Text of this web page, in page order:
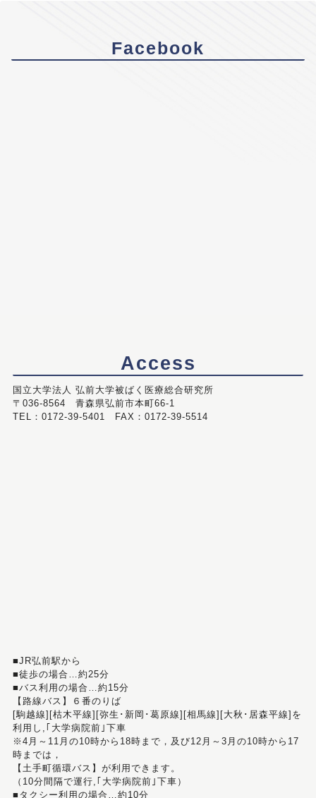
Facebook
Access
国立大学法人 弘前大学被ばく医療総合研究所
〒036-8564 青森県弘前市本町66-1
TEL：0172-39-5401 FAX：0172-39-5514
■JR弘前駅から
■徒歩の場合…約25分
■バス利用の場合…約15分
【路線バス】６番のりば
[駒越線][枯木平線][弥生･新岡･葛原線][相馬線][大秋･居森平線]を
利用し,｢大学病院前｣下車
※4月～11月の10時から18時まで，及び12月～3月の10時から17
時までは，
【土手町循環バス】が利用できます。
（10分間隔で運行,｢大学病院前｣下車）
■タクシー利用の場合…約10分